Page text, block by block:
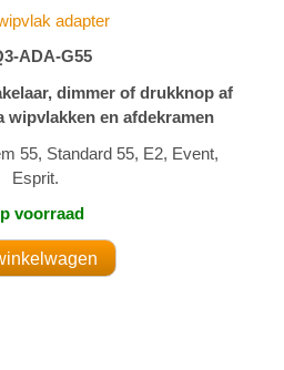
adapter
ADA-G55
dimmer of drukknop af
wipvlakken en afdekramen
55, Standard 55, E2, Event,
Esprit.
voorraad